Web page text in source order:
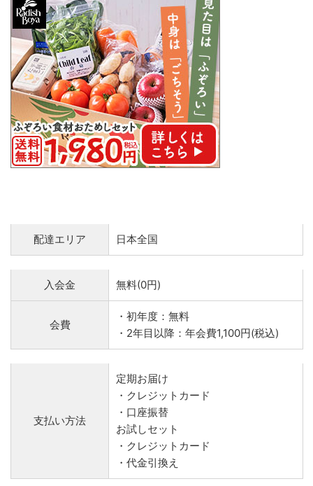
配達エリア 日本全国
入会金 無料(0円)
会費
・初年度：無料
・2年目以降：年会費1,100円(税込)
支払い方法
定期お届け
・クレジットカード
・口座振替
お試しセット
・クレジットカード
・代金引換え